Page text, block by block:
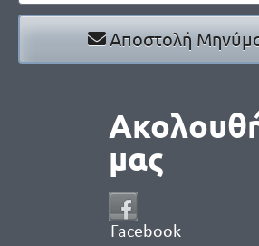
Αποστολή
μας
Facebook